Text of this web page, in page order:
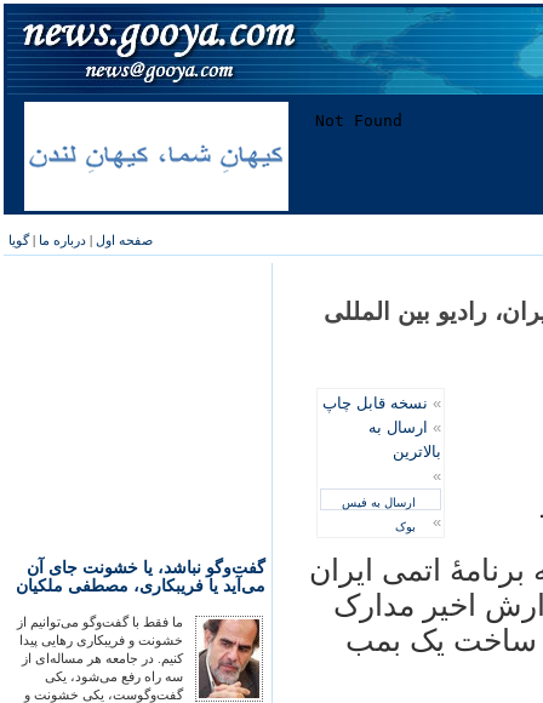
صفحه اول | درباره ما |گویا
گفت‌وگو نباشد، یا خشونت جای آن
می‌آید یا فریبکاری، مصطفی ملکیان
ما فقط با گفت‌وگو می‌توانیم از
خشونت و فریبکاری رهایی پیدا
کنیم. در جامعه هر مساله‌ای از
سه راه رفع می‌شود، یکی
گفت‌وگوست، یکی خشونت و
راديو بين المللی
» نسخه قابل چاپ
» ارسال به
بالاترین
»
ارسال به فیس
بوک
»
اتمی ايران
اخير مدارک
ساخت يک بمب